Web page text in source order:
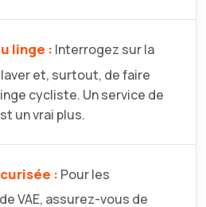
linge : Interrogez sur la
et, surtout, de faire
cycliste. Un service de
un vrai plus.
: Pour les
VAE, assurez-vous de